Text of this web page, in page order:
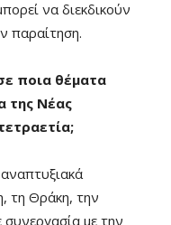
να διεκδικούν
παραίτηση.
ποια θέματα
της Νέας
τη Θράκη, την
συνεργασία με την